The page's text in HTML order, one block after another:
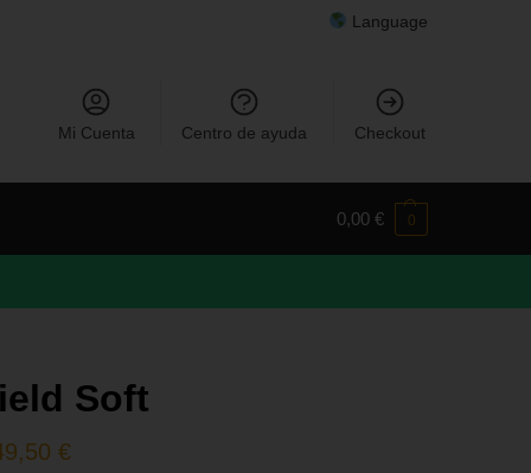
Language
Mi Cuenta Centro de ayuda Checkout
0,00 € 0
Soft
€